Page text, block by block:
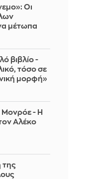
Οι
μέτωπα
βιβλίο -
τόσο σε
μορφή»
Μονρόε - Η
Αλέκο
της